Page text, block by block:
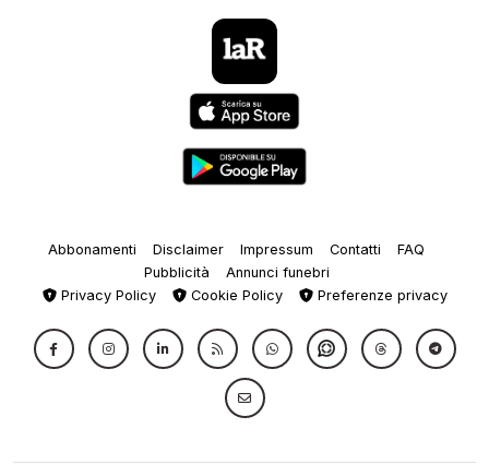
Abbonamenti Disclaimer Impressum Contatti
FAQ
Pubblicità
Annunci funebri
Privacy Policy
Cookie Policy Preferenze privacy